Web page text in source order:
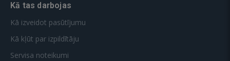
Kā tas darbojas
Kā izveidot pasūtījumu
Kā kļūt par izpildītāju
Servisa noteikumi